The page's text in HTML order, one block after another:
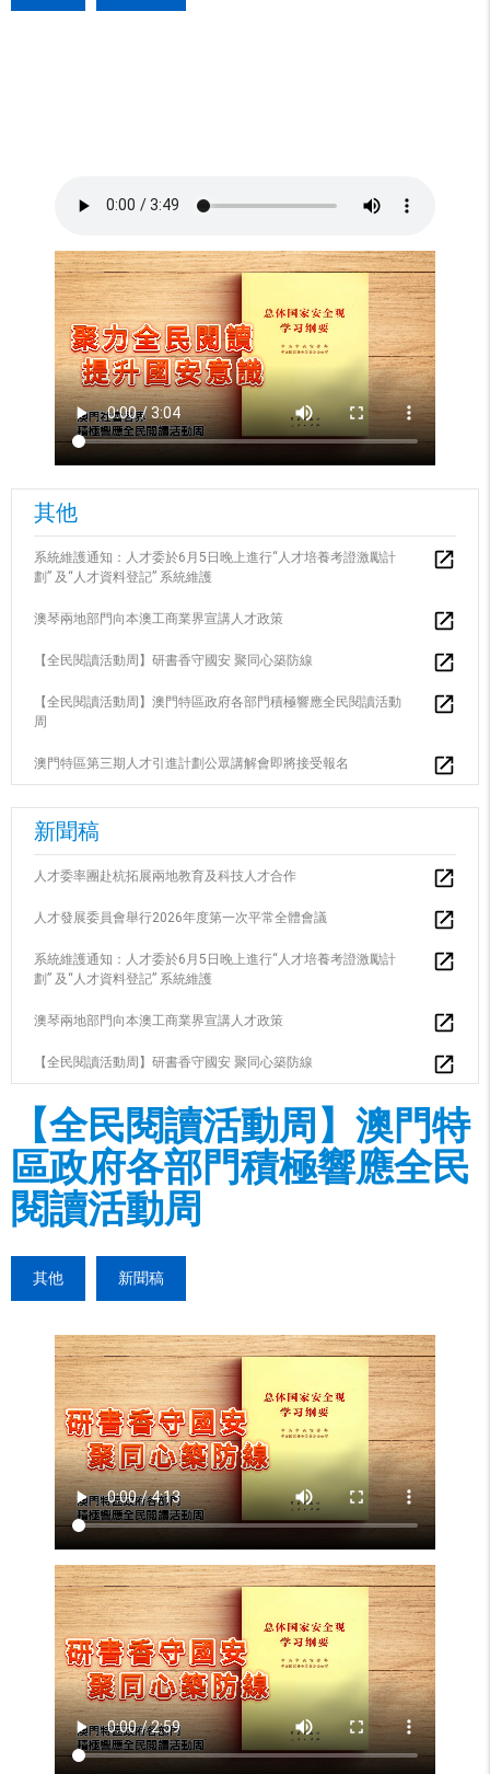
其他
系統維護通知：人才委於6月5日晚上進行“人才培養考證激勵計
劃” 及“人才資料登記” 系統維護
澳琴兩地部門向本澳工商業界宣講人才政策
【全民閱讀活動周】研書香守國安 聚同心築防線
【全民閱讀活動周】澳門特區政府各部門積極響應全民閱讀活動
周
澳門特區第三期人才引進計劃公眾講解會即將接受報名
新聞稿
人才委率團赴杭拓展兩地教育及科技人才合作
人才發展委員會舉行2026年度第一次平常全體會議
系統維護通知：人才委於6月5日晚上進行“人才培養考證激勵計
劃” 及“人才資料登記” 系統維護
澳琴兩地部門向本澳工商業界宣講人才政策
【全民閱讀活動周】研書香守國安 聚同心築防線
【全民閱讀活動周】澳門特
區政府各部門積極響應全民
閱讀活動周
其他 新聞稿